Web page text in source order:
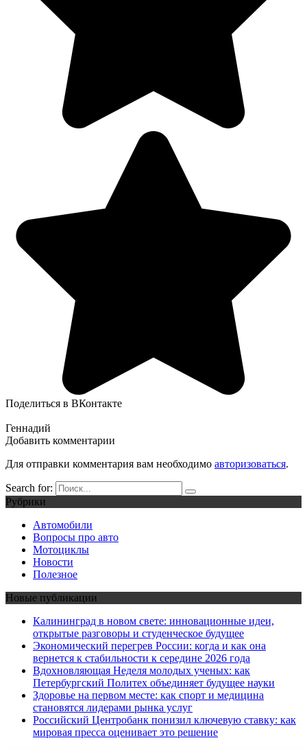
Поделиться в ВКонтакте
Геннадий
Добавить комментарии
Для отправки комментария вам необходимо авторизоваться.
Search for:
Рубрики
Автомобили
Вопросы про авто
Мотоциклы
Новости
Полезное
Новые публикации
Калининград в новом свете: инновационные идеи,
открытые разговоры и студенческое будущее
Экономический перегрев России: когда и как она
вернется к стабильности к середине 2026 года
Вдохновляющая Неделя молодых ученых: как
Петербургский Политех объединяет будущее науки
Здоровье на первом месте: как спорт и медицина
становятся лидерами рынка услуг
Российский Центробанк понизил ключевую ставку: как
мировая пресса оценивает это решение